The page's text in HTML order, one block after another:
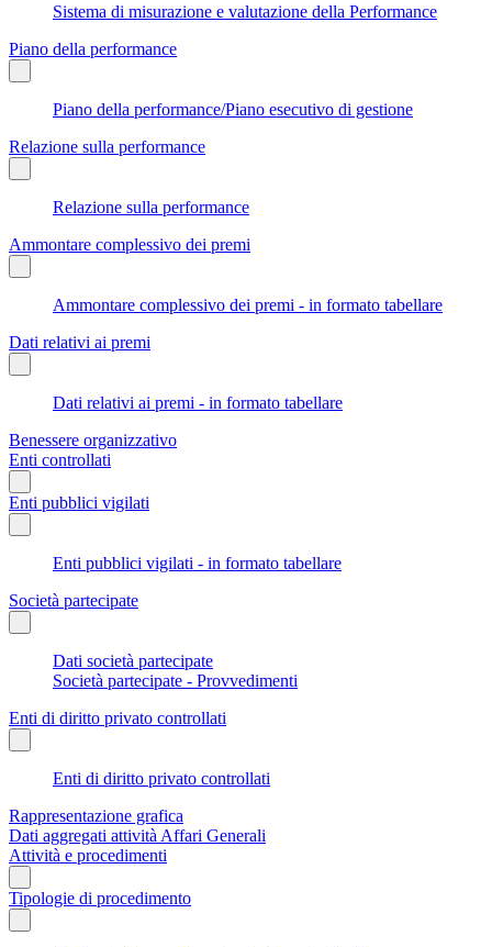
Sistema di misurazione e valutazione della Performance
Piano della performance
Piano della performance/Piano esecutivo di gestione
Relazione sulla performance
Relazione sulla performance
Ammontare complessivo dei premi
Ammontare complessivo dei premi - in formato tabellare
Dati relativi ai premi
Dati relativi ai premi - in formato tabellare
Benessere organizzativo
Enti controllati
Enti pubblici vigilati
Enti pubblici vigilati - in formato tabellare
Società partecipate
Dati società partecipate
Società partecipate - Provvedimenti
Enti di diritto privato controllati
Enti di diritto privato controllati
Rappresentazione grafica
Dati aggregati attività Affari Generali
Attività e procedimenti
Tipologie di procedimento